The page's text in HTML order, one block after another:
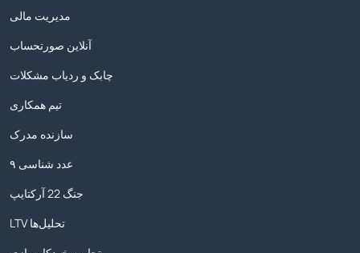
مدیریت مالی
آنلاین صورتحساب
چابک و ردیاب مشکلات
تیم همکاری
سازنده مدرک
۹ عدد شناسی
جنگ 22 آرکتایپ
LTV تحلیل‌ها